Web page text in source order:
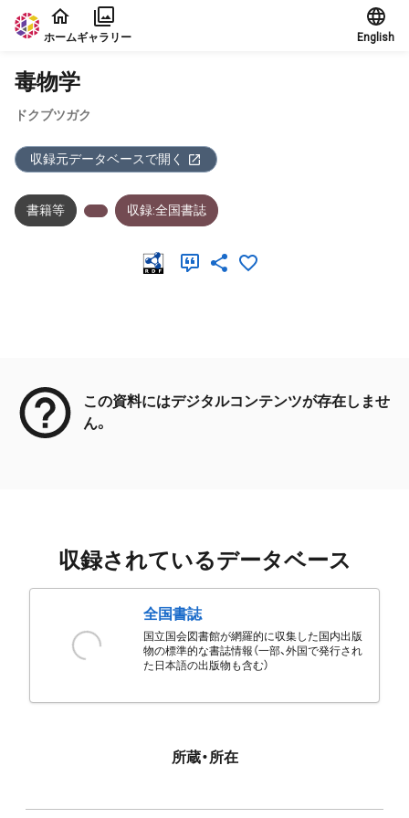
本文に飛ぶ
ホームギャラリー English
毒物学
ドクブツガク
収録元データベースで開く
書籍等 収録:全国書誌
この資料にはデジタルコンテンツが存在しませ
ん。
収録されているデータベース
全国書誌
国立国会図書館が網羅的に収集した国内出版
物の標準的な書誌情報（一部、外国で発行され
た日本語の出版物も含む）
所蔵・所在